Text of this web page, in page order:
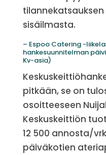
sisäilmasta.
– Espoo Catering -
hankesuunnitelman
Kv-asia)
pitkään, se on
osoitteeseen
Keskuskeittiön
12 500 annosta/
päiväkotien